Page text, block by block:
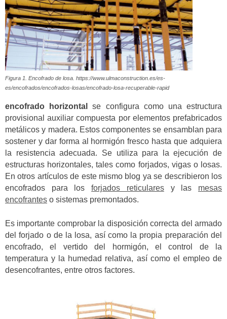
Figura 1. Encofrado de losa. https://www.ulmaconstruction.es/es-
es/encofrados/encofrados-losas/encofrado-losa-recuperable-rapid
encofrado horizontal
se configura como una estructura
provisional auxiliar compuesta por elementos prefabricados
metálicos y madera. Estos componentes se ensamblan para
sostener y dar forma al hormigón fresco hasta que adquiera
la resistencia adecuada. Se utiliza para la ejecución de
estructuras horizontales, tales como forjados, vigas o losas.
En otros artículos de este mismo blog ya se describieron los
encofrados para losforjados reticularesy las mesas
encofrantes o sistemas premontados.
Es importante comprobar la disposición correcta del armado
del forjado o de la losa, así como la propia preparación del
encofrado, el vertido del hormigón, el control de la
temperatura y la humedad relativa, así como el empleo de
desencofrantes, entre otros factores.